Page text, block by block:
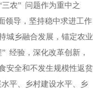
农” 问题作为重中之
领导，坚持稳中求进工作
城乡融合发展，锚定农业
经验，深化改革创新，
安全和不发生规模性返贫
平、乡村建设水平、乡